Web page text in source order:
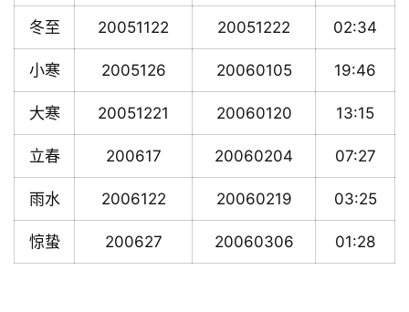
冬至 20051122 20051222 02:34
小寒 2005126 20060105 19:46
大寒 20051221 20060120 13:15
立春 200617 20060204 07:27
雨水 2006122 20060219 03:25
惊蛰 200627 20060306 01:28